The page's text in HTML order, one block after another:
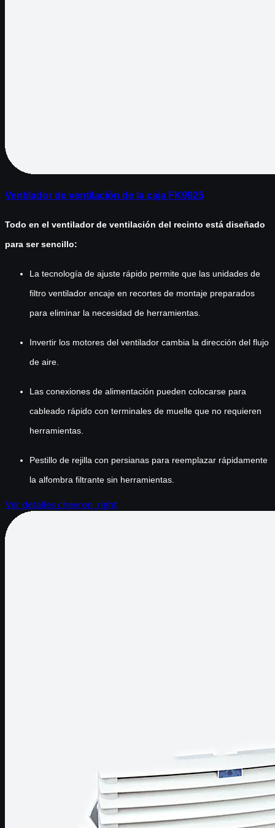
Ventilador de ventilación de la caja FK9925
Todo en el ventilador de ventilación del recinto está diseñado
para ser sencillo:
La tecnología de ajuste rápido permite que las unidades de
filtro ventilador encaje en recortes de montaje preparados
para eliminar la necesidad de herramientas.
Invertir los motores del ventilador cambia la dirección del flujo
de aire.
Las conexiones de alimentación pueden colocarse para
cableado rápido con terminales de muelle que no requieren
herramientas.
Pestillo de rejilla con persianas para reemplazar rápidamente
la alfombra filtrante sin herramientas.
Ver detalles chevron_right